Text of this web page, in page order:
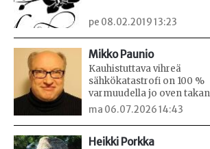
pe 08.02.2019 13:23
Mikko Paunio
Kauhistuttava vihreä
sähkökatastrofi on 100 %
varmuudella jo oven
ma 06.07.2026 14:43
Heikki Porkka